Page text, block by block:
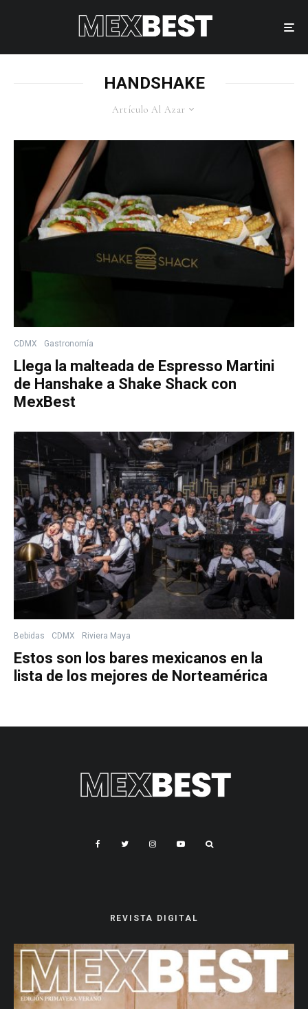
HANDSHAKE
Artículo Al Azar
CDMX Gastronomía
Llega la malteada de Espresso Martini
de Hanshake a Shake Shack con
MexBest
Bebidas CDMX Riviera Maya
Estos son los bares mexicanos en la
lista de los mejores de Norteamérica
REVISTA DIGITAL